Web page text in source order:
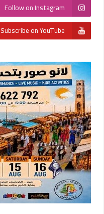
Follow on Instagram
Subscribe on YouTube